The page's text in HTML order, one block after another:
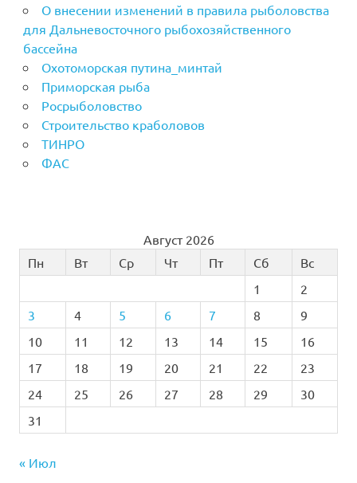
О внесении изменений в правила рыболовства
для Дальневосточного рыбохозяйственного
бассейна
Охотоморская путина_минтай
Приморская рыба
Росрыболовство
Строительство краболовов
ТИНРО
ФАС
Август 2026
Пн
Вт Ср Чт Пт Сб
Вс
1
2
3
4 5 6 7 8
9
10
11 12 13 14 15
16
17
18 19 20 21 22
23
24
25 26 27 28 29
30
31
« Июл